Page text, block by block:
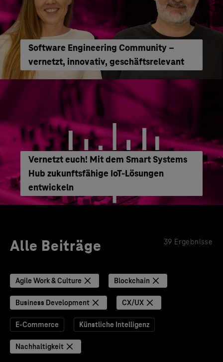
Software Engineering Community –
vernetzt, innovativ, geschäftsrelevant
Vernetzt euch! Mit dem Smart Systems
Hub zukunftsfähige IoT-Lösungen
entwickeln
Alle Beiträge 39 Ergebnisse
Agile Work & Culture Blockchain
Business Development CX/UX
E-Commerce Künstliche Intelligenz
Nachhaltigkeit